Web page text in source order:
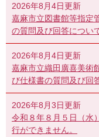
2026年8月4日更新
嘉麻市立図書館等指定
の質問及び回答につい
2026年8月4日更新
嘉麻市立織田廣喜美術
び仕様書の質問及び回
2026年8月3日更新
令和８年８月５日（水
行ができません。